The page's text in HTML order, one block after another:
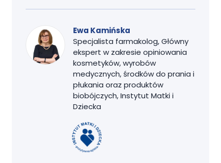
Ewa Kamińska
Specjalista farmakolog, Główny
ekspert w zakresie opiniowania
kosmetyków, wyrobów
medycznych, środków do prania i
płukania oraz produktów
biobójczych, Instytut Matki i
Dziecka